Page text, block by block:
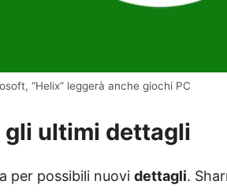
“Helix” leggerà anche giochi PC
gli ultimi dettagli
per possibili nuovi dettagli.